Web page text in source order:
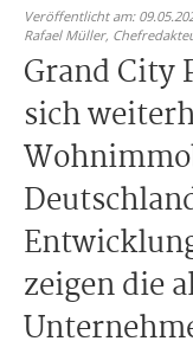
Veröffentlicht am:
Rafael Müller,
Grand City
sich
zeigen die